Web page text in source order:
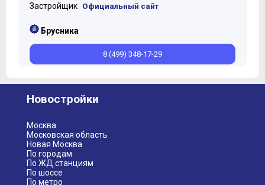
Застройщик Официальный сайт
Брусника
8 (499) 348-17-29
Новостройки
Москва
Московская область
Новая Москва
По городам
По ЖД станциям
По шоссе
По метро